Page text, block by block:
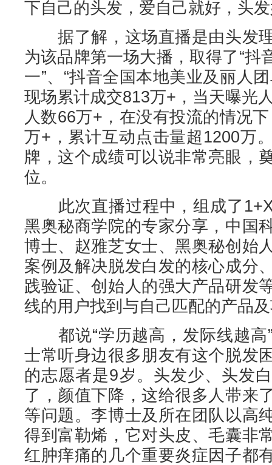
下自己的头发，爱自己就好，头
据了解，这场直播是由头发
为该品牌第一场大播，取得了“抖
一”、“抖音全国本地美业及丽人
现场累计成交813万+，当天曝光
人数66万+，在没有投流的情况
万+，累计互动点击量超1200万
牌，这个成绩可以说非常亮眼，
位。
此次直播过程中，组成了1+X
黑奥秘商学院的专家分享，中国
博士、赵雅芝女士、黑奥秘创始
案例及解决脱发白发的核心成分
践验证、创始人的强大产品研发
线的用户找到与自己匹配的产品
都说“学历越高，发际线越高
士常听身边很多朋友有这个脱发
的志愿者是9岁。头发少、头发
了，颜值下降，这给很多人带来
等问题。李博士及所在团队以高
得到富勒烯，它对头皮、毛囊非
红肿痒痛的几个重要炎症因子都